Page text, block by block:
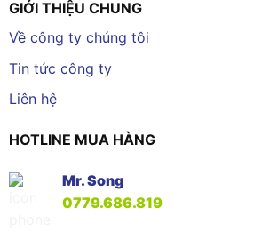
GIỚI THIỆU CHUNG
Về công ty chúng tôi
Tin tức công ty
Liên hệ
HOTLINE MUA HÀNG
Mr. Song
0779.686.819